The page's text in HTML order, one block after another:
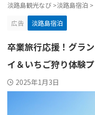
淡路島観光なび >淡路島宿泊 >
広告
淡路島宿泊
卒業旅行応援！グラ
イ＆いちご狩り体験
2025年1月3日